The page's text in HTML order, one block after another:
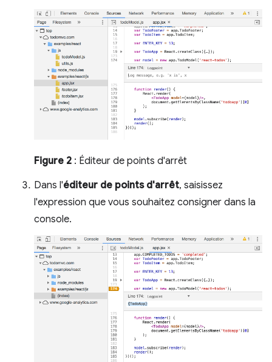
Figure 2 : Éditeur de points d'arrêt
Dans l'éditeur de points d'arrêt, saisissez
l'expression que vous souhaitez consigner dans la
console.